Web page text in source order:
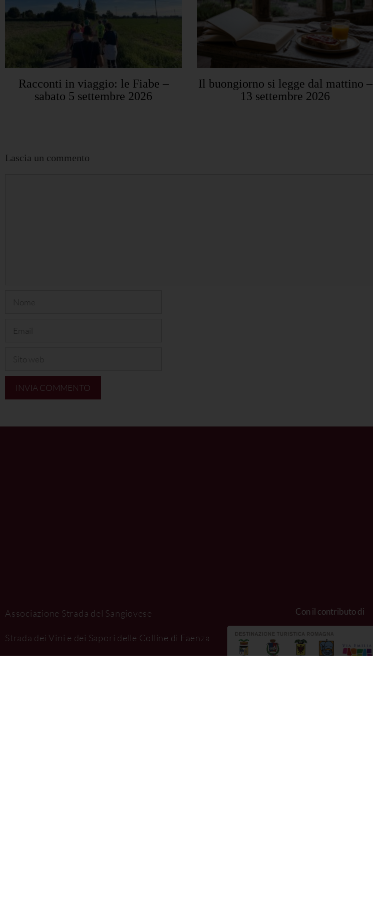
Racconti in viaggio: le Fiabe –
sabato 5 settembre 2026
Il buongiorno si legge dal mattino –
13 settembre 2026
Lascia un commento
Associazione Strada del Sangiovese
Strada dei Vini e dei Sapori delle Colline di Faenza
Con il contributo di